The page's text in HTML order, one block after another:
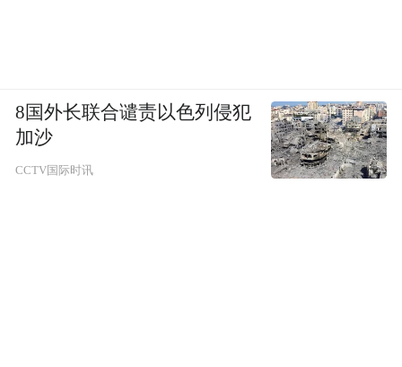
8国外长联合谴责以色列侵犯
加沙
CCTV国际时讯